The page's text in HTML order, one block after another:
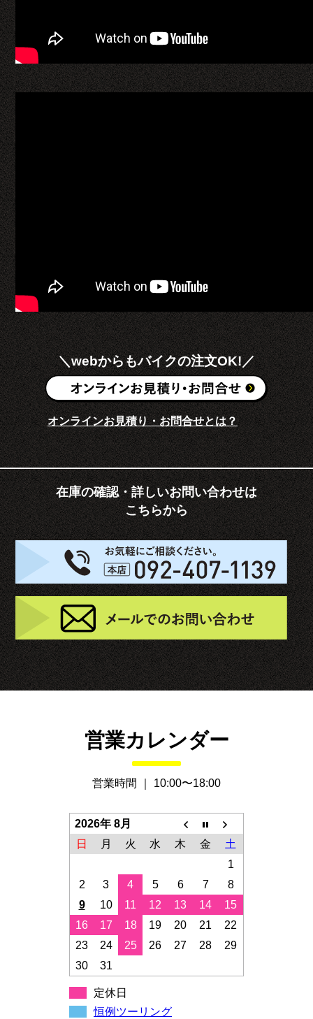
＼webからもバイクの注文OK!／
オンラインお見積り・お問合せとは？
在庫の確認・詳しいお問い合わせは
こちらから
お
メ
営業カレンダー
営業時間 ｜ 10:00〜18:00
2026年 8月
日
月 火 水 木 金
土
1
2
3 4 5 6 7
8
9
10 11 12 13 14
15
16
17 18 19 20 21
22
23
24 25 26 27 28
29
30
31
定休日
恒例ツーリング